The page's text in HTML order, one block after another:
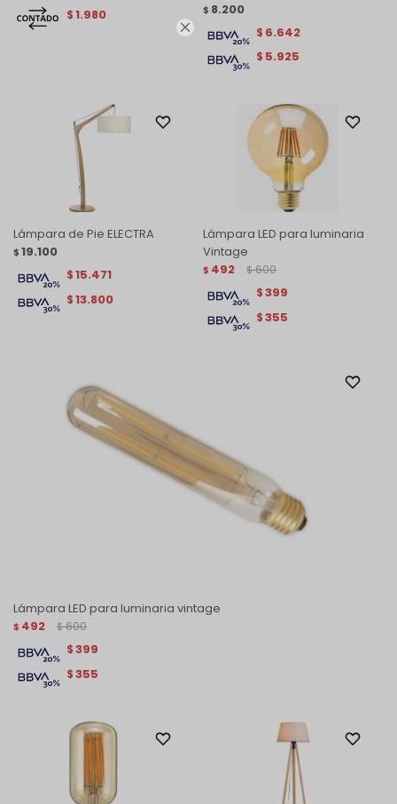

$1.980 $ 8.200
$ 5.925
$ 6.642
Lámpara de Pie ELECTRA
$ 19.100
$13.800
$15.471
Lámpara LED para luminaria
Vintage
$ 492 $ 600
$355
$399
Lámpara LED para luminaria vintage
$ 492 $ 600
$355
$399